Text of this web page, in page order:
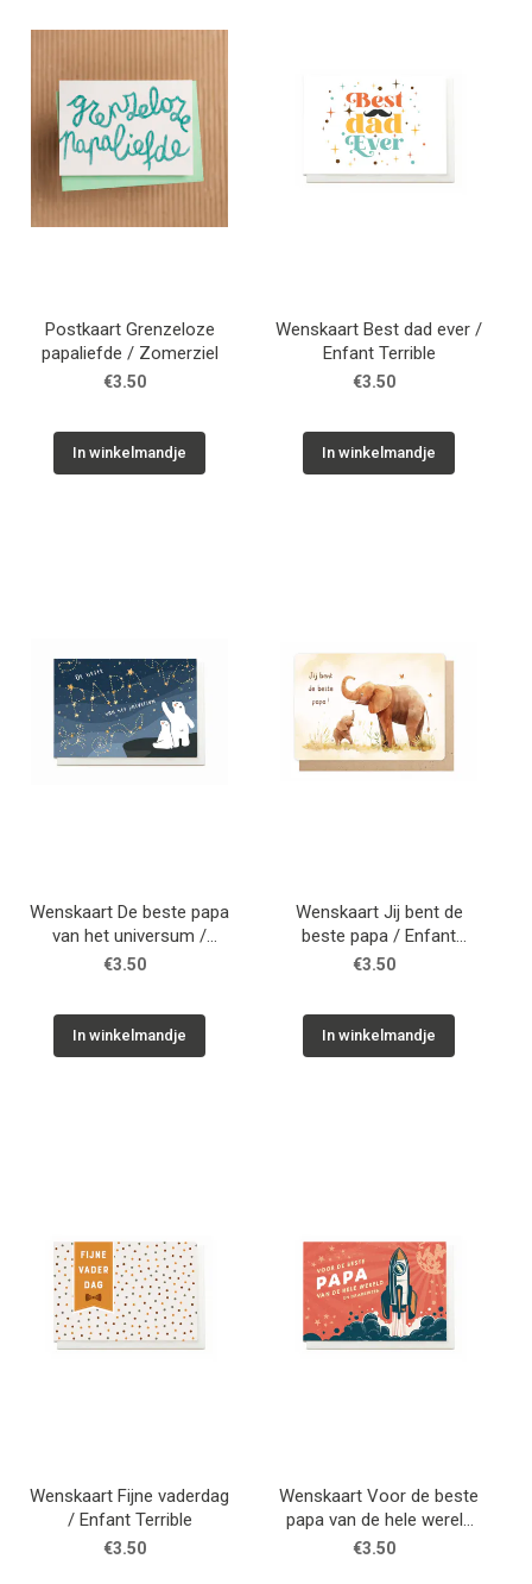
STATIONERY
WELNESS
FOOD
GREEN LIVING
KIDS
Postkaart Grenzeloze
papaliefde / Zomerziel
€3.50
In winkelmandje
Wenskaart Best dad ever /
Enfant Terrible
€3.50
In winkelmandje
Wenskaart De beste papa
van het universum /
Enfant Terrible
€3.50
In winkelmandje
Wenskaart Jij bent de
beste papa / Enfant
Terrible
€3.50
In winkelmandje
Wenskaart Fijne vaderdag
/ Enfant Terrible
€3.50
Wenskaart Voor de beste
papa van de hele wereld
en daarbuiten / Enfant
€3.50